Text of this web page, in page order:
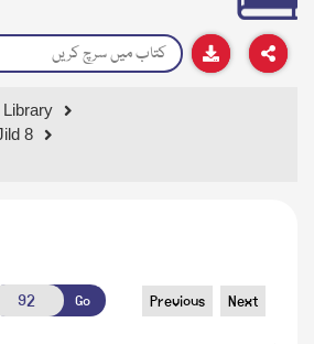
8
Go Previous Next